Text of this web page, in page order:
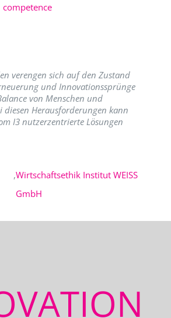
competence
verengen sich auf den Zustand
und Innovationssprünge
von Menschen und
diesen Herausforderungen kann
I3 nutzerzentrierte Lösungen
,Wirtschaftsethik Institut WEISS
GmbH